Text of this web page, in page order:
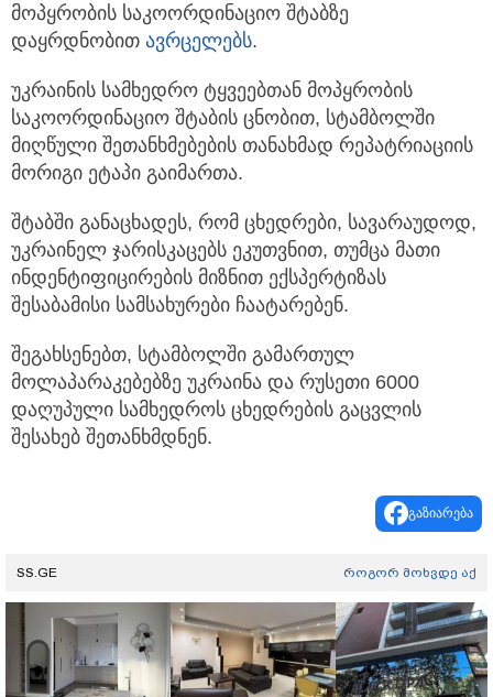
მოპყრობის საკოორდინაციო შტაბზე
დაყრდნობით ავრცელებს.
უკრაინის სამხედრო ტყვეებთან მოპყრობის
საკოორდინაციო შტაბის ცნობით, სტამბოლში
მიღწული შეთანხმებების თანახმად რეპატრიაციის
მორიგი ეტაპი გაიმართა.
შტაბში განაცხადეს, რომ ცხედრები, სავარაუდოდ,
უკრაინელ ჯარისკაცებს ეკუთვნით, თუმცა მათი
ინდენტიფიცირების მიზნით ექსპერტიზას
შესაბამისი სამსახურები ჩაატარებენ.
შეგახსენებთ, სტამბოლში გამართულ
მოლაპარაკებებზე უკრაინა და რუსეთი 6000
დაღუპული სამხედროს ცხედრების გაცვლის
შესახებ შეთანხმდნენ.
გაზიარება
SS.GE როგორ მოხვდე აქ